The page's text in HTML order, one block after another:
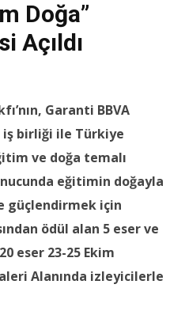
Doğa”
Açıldı
Garanti BBVA
iş birliği ile Türkiye
ve doğa temalı
eğitimin doğayla
güçlendirmek için
ödül alan 5 eser ve
eser 23-25 Ekim
Alanında izleyicilerle